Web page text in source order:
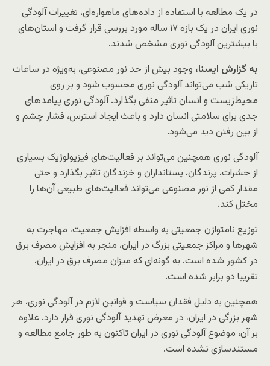
در یک مطالعه با استفاده از داده‌های ماهواره‌ای، تغییرات آلودگی
نوری ایران در یک بازه ۱۷ ساله مورد بررسی قرار گرفت و استان‌های
با بیشترین آلودگی نوری مشخص شدند.
به گزارش ایسنا، وجود بیش از حد نور مصنوعی، به‌ویژه در ساعات
تاریکی شب می‌تواند آلودگی نوری محسوب شود و بر روی
محیط‌زیست و انسان تاثیر منفی بگذارد. آلودگی نوری پیامدهای
جدی برای سلامتی انسان دارد و باعث ایجاد استرس، فشار چشم و
از بین رفتن دید می‌شود.
آلودگی نوری همچنین می‌تواند بر فعالیت‌های فیزیولوژیک بسیاری
از حشرات، پرندگان، پستانداران و خزندگان تاثیر بگذارد و حتی
مقدار کمی از نور مصنوعی می‌تواند فعالیت‌های طبیعی آن‌ها را
مختل کند.
توزیع نامتوازن جمعیتی به واسطه افزایش جمعیت، مهاجرت به
شهرها و مراکز جمعیتی بزرگ در ایران، منجر به افزایش مصرف برق
در کشور شده است. به گونه‌ای که میزان مصرف برق در ایران،
تقریبا دو برابر شده است.
همچنین به دلیل فقدان سیاست و قوانین لازم در آلودگی نوری، هر
شهر بزرگی در ایران، در معرض تهدید آلودگی نوری قرار دارد. علاوه
بر آن، موضوع آلودگی نوری در ایران تاکنون به طور جامع مطالعه و
مستندسازی نشده است.